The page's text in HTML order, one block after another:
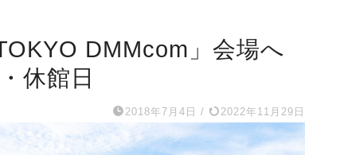
DMMcom」会場へ
休館日
2018年7月4日 / 2022年11月29日